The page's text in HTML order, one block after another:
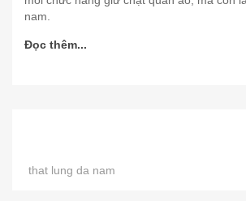
nam.
Đọc thêm...